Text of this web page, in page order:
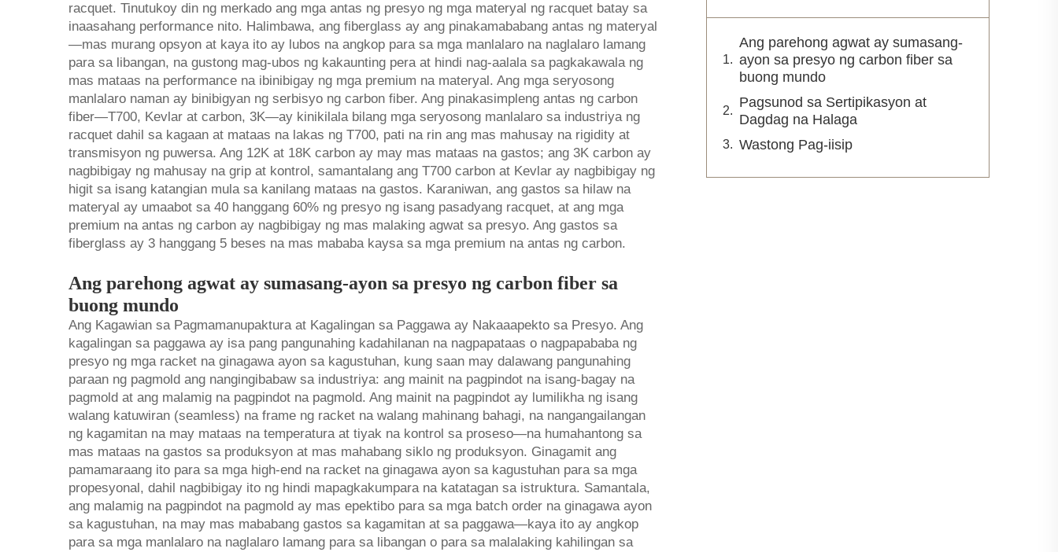
racquet. Tinutukoy din ng merkado ang mga antas ng presyo ng mga materyal ng racquet batay sa
inaasahang performance nito. Halimbawa, ang fiberglass ay ang pinakamababang antas ng materyal
—mas murang opsyon at kaya ito ay lubos na angkop para sa mga manlalaro na naglalaro lamang
para sa libangan, na gustong mag-ubos ng kakaunting pera at hindi nag-aalala sa pagkakawala ng
mas mataas na performance na ibinibigay ng mga premium na materyal. Ang mga seryosong
manlalaro naman ay binibigyan ng serbisyo ng carbon fiber. Ang pinakasimpleng antas ng carbon
fiber—T700, Kevlar at carbon, 3K—ay kinikilala bilang mga seryosong manlalaro sa industriya ng
racquet dahil sa kagaan at mataas na lakas ng T700, pati na rin ang mas mahusay na rigidity at
transmisyon ng puwersa. Ang 12K at 18K carbon ay may mas mataas na gastos; ang 3K carbon ay
nagbibigay ng mahusay na grip at kontrol, samantalang ang T700 carbon at Kevlar ay nagbibigay ng
higit sa isang katangian mula sa kanilang mataas na gastos. Karaniwan, ang gastos sa hilaw na
materyal ay umaabot sa 40 hanggang 60% ng presyo ng isang pasadyang racquet, at ang mga
premium na antas ng carbon ay nagbibigay ng mas malaking agwat sa presyo. Ang gastos sa
fiberglass ay 3 hanggang 5 beses na mas mababa kaysa sa mga premium na antas ng carbon.
Ang parehong agwat ay sumasang-ayon sa presyo ng carbon fiber sa
buong mundo
Ang Kagawian sa Pagmamanupaktura at Kagalingan sa Paggawa ay Nakaaapekto sa Presyo. Ang
kagalingan sa paggawa ay isa pang pangunahing kadahilanan na nagpapataas o nagpapababa ng
presyo ng mga racket na ginagawa ayon sa kagustuhan, kung saan may dalawang pangunahing
paraan ng pagmold ang nangingibabaw sa industriya: ang mainit na pagpindot na isang-bagay na
pagmold at ang malamig na pagpindot na pagmold. Ang mainit na pagpindot ay lumilikha ng isang
walang katuwiran (seamless) na frame ng racket na walang mahinang bahagi, na nangangailangan
ng kagamitan na may mataas na temperatura at tiyak na kontrol sa proseso—na humahantong sa
mas mataas na gastos sa produksyon at mas mahabang siklo ng produksyon. Ginagamit ang
pamamaraang ito para sa mga high-end na racket na ginagawa ayon sa kagustuhan para sa mga
propesyonal, dahil nagbibigay ito ng hindi mapagkakumpara na katatagan sa istruktura. Samantala,
ang malamig na pagpindot na pagmold ay mas epektibo para sa mga batch order na ginagawa ayon
sa kagustuhan, na may mas mababang gastos sa kagamitan at sa paggawa—kaya ito ay angkop
para sa mga manlalaro na naglalaro lamang para sa libangan o para sa malalaking kahilingan sa
Ang parehong agwat ay sumasang-
ayon sa presyo ng carbon fiber sa
buong mundo
Pagsunod sa Sertipikasyon at
Dagdag na Halaga
Wastong Pag-iisip